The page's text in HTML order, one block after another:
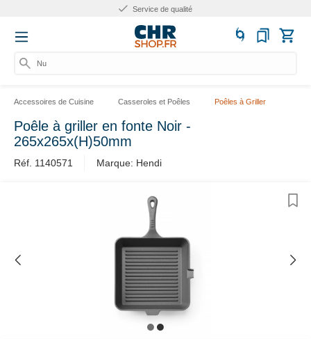
Service de qualité
Num
Accessoires de Cuisine Casseroles et Poêles Poêles à Griller
Poêle à griller en fonte Noir -
265x265x(H)50mm
Réf. 1140571 Marque: Hendi